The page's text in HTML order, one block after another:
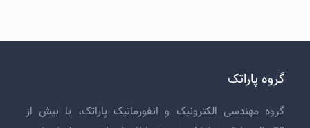
گروه پاراتک
گروه مهندسی الکترونیک و انفورماتیک پاراتک، با بیش از